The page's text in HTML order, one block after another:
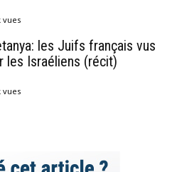
vues
les Juifs français vus
les Israéliens (récit)
vues